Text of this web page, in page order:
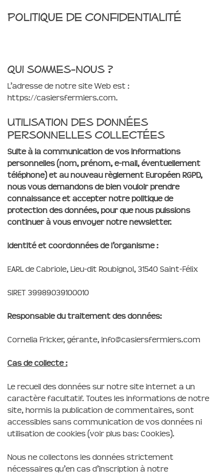
Politique de confidentialité
Qui sommes-nous ?
L’adresse de notre site Web est :
https://casiersfermiers.com.
Utilisation des données
personnelles collectées
Suite à la communication de vos informations
personnelles (nom, prénom, e-mail, éventuellement
téléphone) et au nouveau règlement Européen RGPD,
nous vous demandons de bien vouloir prendre
connaissance et accepter notre politique de
protection des données, pour que nous puissions
continuer à vous envoyer notre newsletter.
Identité et coordonnées de l’organisme :
EARL de Cabriole, Lieu-dit Roubignol, 31540 Saint-Félix
SIRET 39989039100010
Responsable du traitement des données:
Cornelia Fricker, gérante, info@casiersfermiers.com
Cas de collecte :
Le recueil des données sur notre site internet a un
caractère facultatif. Toutes les informations de notre
site, hormis la publication de commentaires, sont
accessibles sans communication de vos données ni
utilisation de cookies (voir plus bas: Cookies).
Nous ne collectons les données strictement
nécessaires qu’en cas d’inscription à notre